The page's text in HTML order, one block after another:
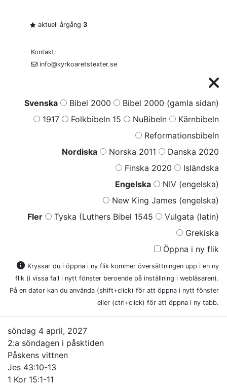
aktuell årgång 3
Kontakt:
info@kyrkoaretstexter.se
Svenska Bibel 2000
Bibel 2000 (gamla sidan)
1917
Folkbibeln 15 NuBibeln
Kärnbibeln
Reformationsbibeln
Nordiska
Norska 2011
Danska 2020
Finska 2020
Isländska
Engelska
NIV (engelska)
New King James (engelska)
Fler
Tyska (Luthers Bibel 1545
Vulgata (latin)
Grekiska
Öppna i ny flik
Kryssar du i öppna i ny flik kommer översättningen upp i en ny
flik (i vissa fall i nytt fönster beroende på inställning i webläsaren).
På en dator kan du använda (shift+click) för att öppna i nytt fönster
eller (ctrl+click) för att öppna i ny tabb.
söndag 4 april, 2027
2:a söndagen i påsktiden
Påskens vittnen
Jes 43:10-13
1 Kor 15:1-11